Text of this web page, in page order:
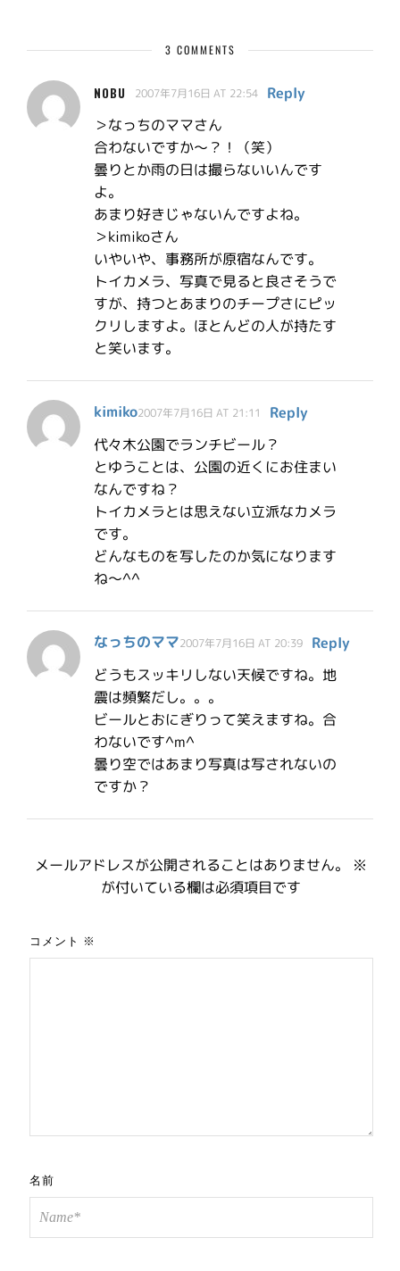
3 COMMENTS
NOBU 2007年7月16日 AT 22:54
Reply
＞なっちのママさん
合わないですか〜？！（笑）
曇りとか雨の日は撮らないいんです
よ。
あまり好きじゃないんですよね。
＞kimikoさん
いやいや、事務所が原宿なんです。
トイカメラ、写真で見ると良さそうで
すが、持つとあまりのチープさにピッ
クリしますよ。ほとんどの人が持たす
と笑います。
kimiko2007年7月16日 AT 21:11
Reply
代々木公園でランチビール？
とゆうことは、公園の近くにお住まい
なんですね？
トイカメラとは思えない立派なカメラ
です。
どんなものを写したのか気になります
ね～^^
なっちのママ2007年7月16日 AT 20:39
Reply
どうもスッキリしない天候ですね。地
震は頻繁だし。。。
ビールとおにぎりって笑えますね。合
わないです^m^
曇り空ではあまり写真は写されないの
ですか？
メールアドレスが公開されることはありません。
※
が付いている欄は必須項目です
コメント ※
名前